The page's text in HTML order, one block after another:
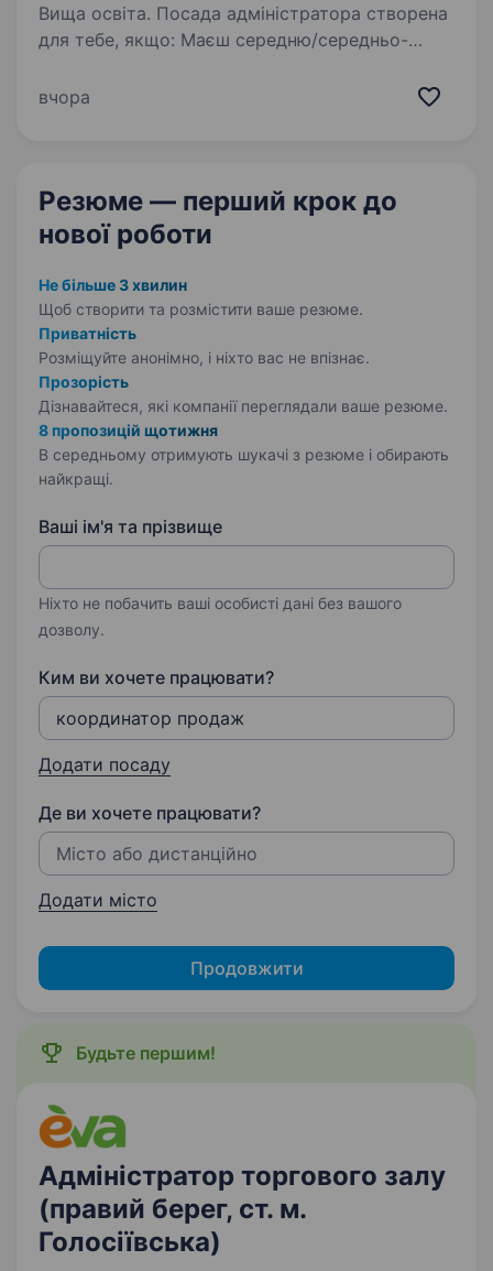
Вища освіта. Посада адміністратора створена
для тебе, якщо: Маєш середню/середньо-
на адміністративній посаді (торгівля) рік і
вчора
Резюме — перший крок до
нової роботи
Не більше 3 хвилин
Щоб створити та розмістити ваше резюме.
Приватність
Розміщуйте анонімно, і ніхто вас не впізнає.
Прозорість
Дізнавайтеся, які компанії переглядали ваше резюме.
8 пропозицій щотижня
В середньому отримують шукачі з резюме і обирають
найкращі.
Ваші ім'я та прізвище
Ніхто не побачить ваші особисті дані без вашого
дозволу.
Ким ви хочете працювати?
Додати посаду
Де ви хочете працювати?
Додати місто
Продовжити
Будьте першим!
Адміністратор торгового залу
(правий берег, ст. м.
Голосіївська)